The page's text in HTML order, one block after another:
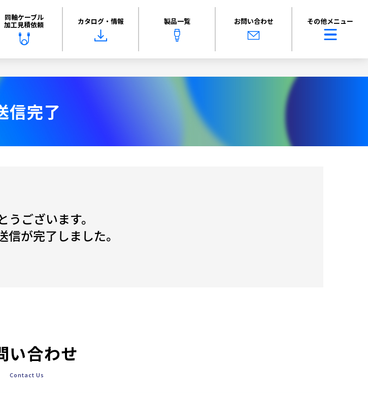
同軸ケーブル
加工見積依頼 カタログ・情報 製品一覧 お問い合わせ その他メニュー
信完了
うございます。
信が完了しました。
い合わせ
Contact Us